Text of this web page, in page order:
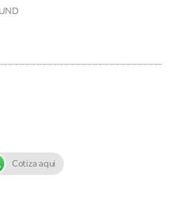
Cotiza aqui